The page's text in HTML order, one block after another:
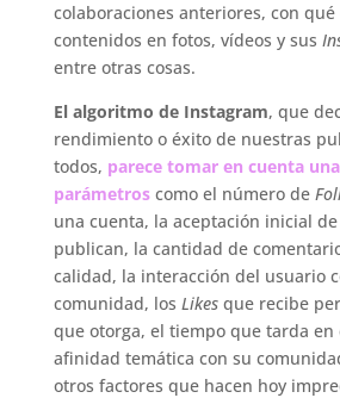
colaboraciones anteriores, con
contenidos en fotos, vídeos y sus
entre otras cosas.
El algoritmo de Instagram, que
rendimiento o éxito de nuestras
todos, parece tomar en cuenta
parámetros como el número de
una cuenta, la aceptación inicial
publican, la cantidad de
calidad, la interacción del usuario
comunidad, los Likesque recibe
que otorga, el tiempo que tarda en
afinidad temática con su
otros factores que hacen hoy